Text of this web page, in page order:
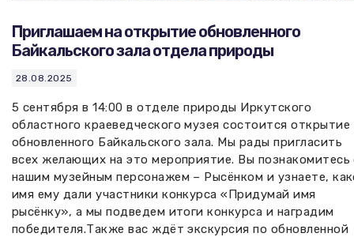
Приглашаем на открытие обновленного
Байкальского зала отдела природы
28.08.2025
5 сентября в 14:00 в отделе природы Иркутского
областного краеведческого музея состоится открытие
обновленного Байкальского зала. Мы рады пригласить
всех желающих на это мероприятие. Вы познакомитесь
нашим музейным персонажем – Рысёнком и узнаете,
имя ему дали участники конкурса «Придумай имя
рысёнку», а мы подведем итоги конкурса и наградим
победителя.Также вас ждёт экскурсия по обновленной